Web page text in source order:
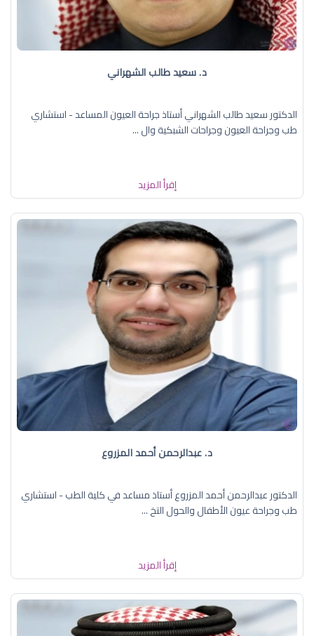
د. سعيد طالب الشهراني
الدكتور سعيد طالب الشهراني أستاذ جراحة العيون المساعد - استشاري
طب وجراحة العيون وجراحات الشبكية وال ...
إقرأ المزيد
د. عبدالرحمن أحمد المزروع
الدكتور عبدالرحمن أحمد المزروع أستاذ مساعد في كلية الطب - استشاري
طب وجراحة عيون الأطفال والحول التخ ...
إقرأ المزيد